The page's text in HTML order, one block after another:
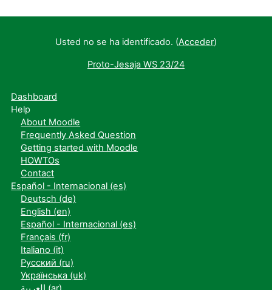
Usted no se ha identificado. (Acceder)
Proto-Jesaja WS 23/24
Dashboard
Help
About Moodle
Frequently Asked Question
Getting started with Moodle
HOWTOs
Contact
Español - Internacional ‎(es)‎
Deutsch ‎(de)‎
English ‎(en)‎
Español - Internacional ‎(es)‎
Français ‎(fr)‎
Italiano ‎(it)‎
Русский ‎(ru)‎
Українська ‎(uk)‎